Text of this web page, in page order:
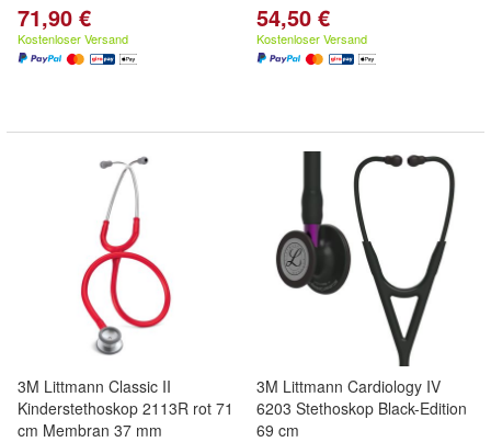
71,90 €
Kostenloser Versand
54,50 €
Kostenloser Versand
3M Littmann Classic II
Kinderstethoskop 2113R rot 71
cm Membran 37 mm
3M Littmann Cardiology IV
6203 Stethoskop Black-Edition
69 cm